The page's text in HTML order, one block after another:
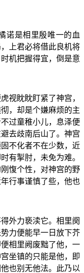
诺是相里殷唯一的血
上君必将借此良机将
机把握得宜，倒是意
视眈眈盯紧了神宫，
，却是个嫌麻烦的主
过童稚小儿，息泽便
去歧南后山了。神宫
不化者不在少数，近
有掣肘，未免为难。
愎个性，对神宫的野
行事谨慎了些，他也
外力亵渎它。相里阕
力便能早一日放下芥
相里阙废黜了他，一
坐镇的只能是他，即
也别无他法。此乃以